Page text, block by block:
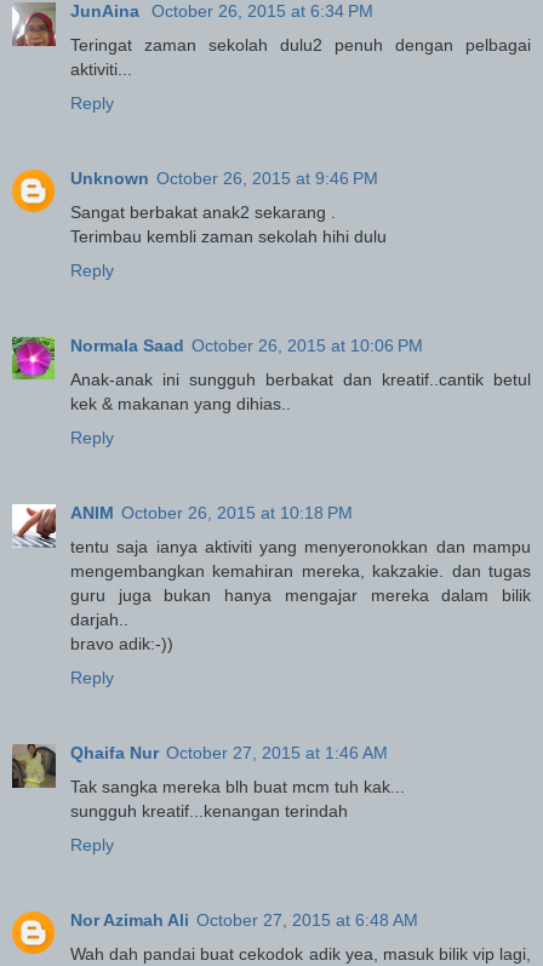
JunAina
October 26, 2015 at 6:34 PM
Teringat zaman sekolah dulu2 penuh dengan pelbagai
aktiviti...
Reply
Unknown October 26, 2015 at 9:46 PM
Sangat berbakat anak2 sekarang .
Terimbau kembli zaman sekolah hihi dulu
Reply
Normala Saad October 26, 2015 at 10:06 PM
Anak-anak ini sungguh berbakat dan kreatif..cantik betul
kek & makanan yang dihias..
Reply
ANIM October 26, 2015 at 10:18 PM
tentu saja ianya aktiviti yang menyeronokkan dan mampu
mengembangkan kemahiran mereka, kakzakie. dan tugas
guru juga bukan hanya mengajar mereka dalam bilik
darjah..
bravo adik:-))
Reply
Qhaifa Nur October 27, 2015 at 1:46 AM
Tak sangka mereka blh buat mcm tuh kak...
sungguh kreatif...kenangan terindah
Reply
Nor Azimah Ali October 27, 2015 at 6:48 AM
Wah dah pandai buat cekodok adik yea, masuk bilik vip lagi,